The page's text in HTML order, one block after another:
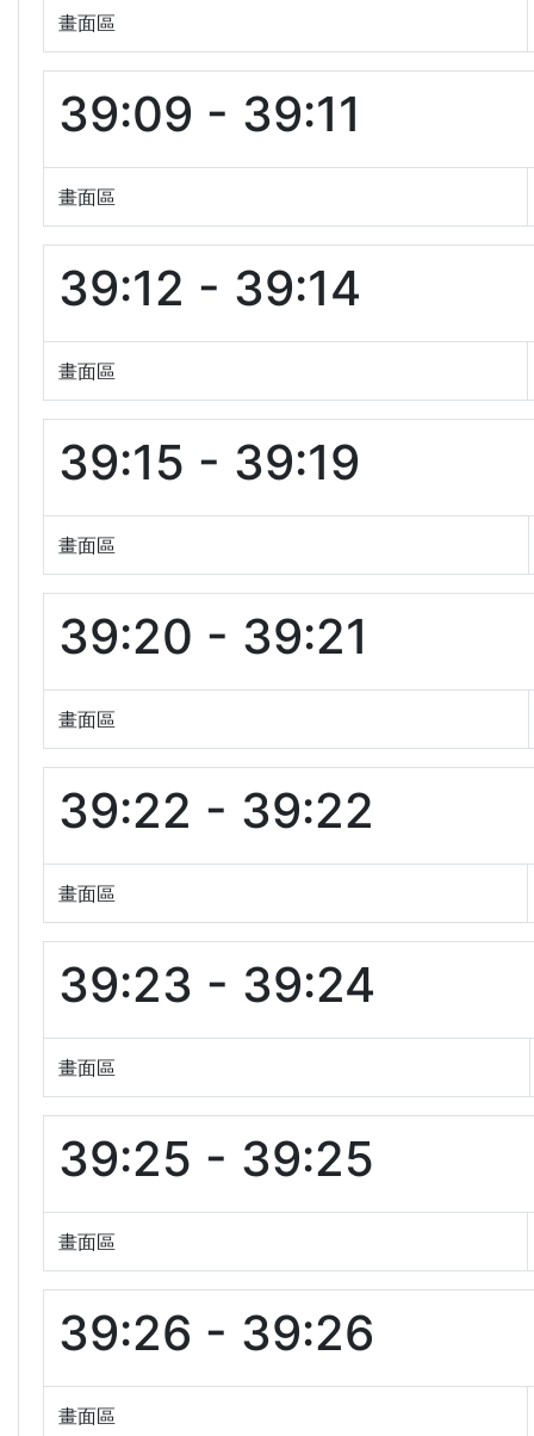
畫面區
39:09 - 39:11
畫面區
39:12 - 39:14
畫面區
39:15 - 39:19
畫面區
39:20 - 39:21
畫面區
39:22 - 39:22
畫面區
39:23 - 39:24
畫面區
39:25 - 39:25
畫面區
39:26 - 39:26
畫面區